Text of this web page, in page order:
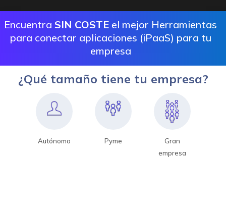
Encuentra SIN COSTE el mejor Herramientas
para conectar aplicaciones (iPaaS) para tu
empresa
¿Qué tamaño tiene tu empresa?
Autónomo Pyme
Gran
empresa